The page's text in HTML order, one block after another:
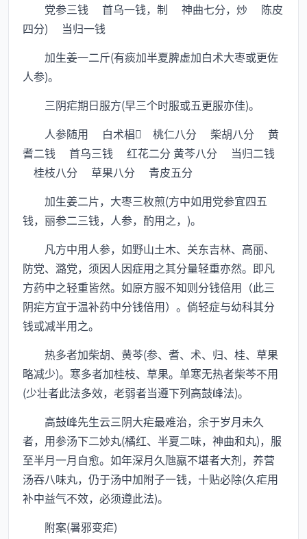
党参三钱 首乌一钱，制 神曲七分，炒 陈皮
四分) 当归一钱
加生姜一二斤(有痰加半夏脾虚加白术大枣或更佐
人参)。
三阴疟期日服方(早三个时服或五更服亦佳)。
人参随用 白术椙 桃仁八分 柴胡八分 黄
耆二钱 首乌三钱 红花二分 黄芩八分 当归二钱
桂枝八分 草果八分 青皮五分
加生姜二片，大枣三枚煎(方中如用党参宜四五
钱，丽参二三钱，人参，酌用之，)。
凡方中用人参，如野山土木、关东吉林、高丽、
防党、潞党，须因人因症用之其分量轻重亦然。即凡
方药中之轻重皆然。如原方服不知则分钱倍用（此三
阴疟方宜于温补药中分钱倍用）。倘轻症与幼科其分
钱或减半用之。
热多者加柴胡、黄芩(参、耆、术、归、桂、草果
略减少)。寒多者加桂枝、草果。单寒无热者柴芩不用
(少壮者此法多效，老弱者当遵下列高鼓峰法)。
高鼓峰先生云三阴大疟最难治，余于岁月未久
者，用参汤下二妙丸(橘红、半夏二味，神曲和丸)，服
至半月一月自愈。如年深月久虺羸不堪者大剂，养营
汤吞八味丸，仍于汤中加附子一钱，十贴必除(久疟用
补中益气不效，必须遵此法)。
附案(暑邪变疟)